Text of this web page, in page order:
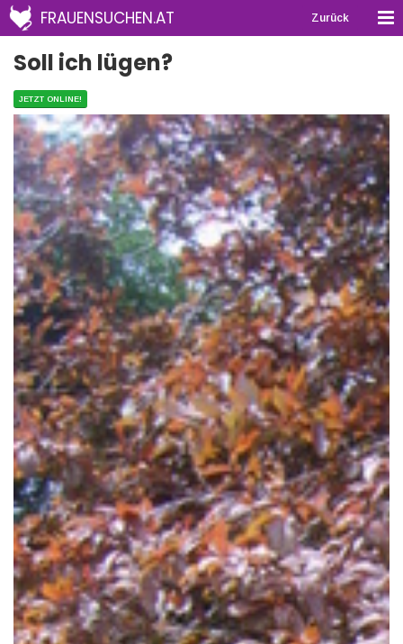
FRAUENSUCHEN.AT Zurück
Soll ich lügen?
JETZT ONLINE!